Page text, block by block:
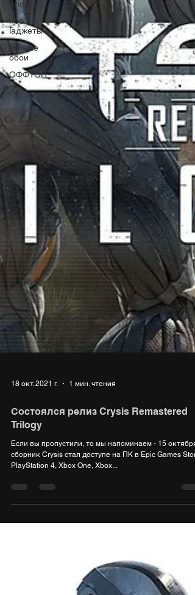
Android
про
Гаджеты
Живые
обои
ОФФТОП
18 окт. 2021 г. 1 мин. чтения
Состоялся релиз Crysis Remastered
Trilogy
Если вы пропустили, то мы напоминаем - 15 октября
PlayStation 4, Xbox One, Xbox...